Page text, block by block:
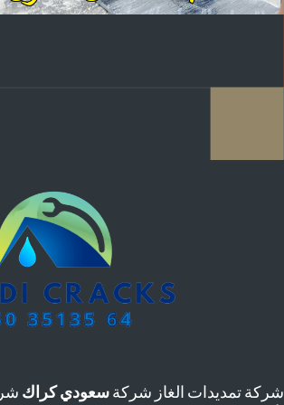
شركة تمديدات الغاز شركةسعودي كراك